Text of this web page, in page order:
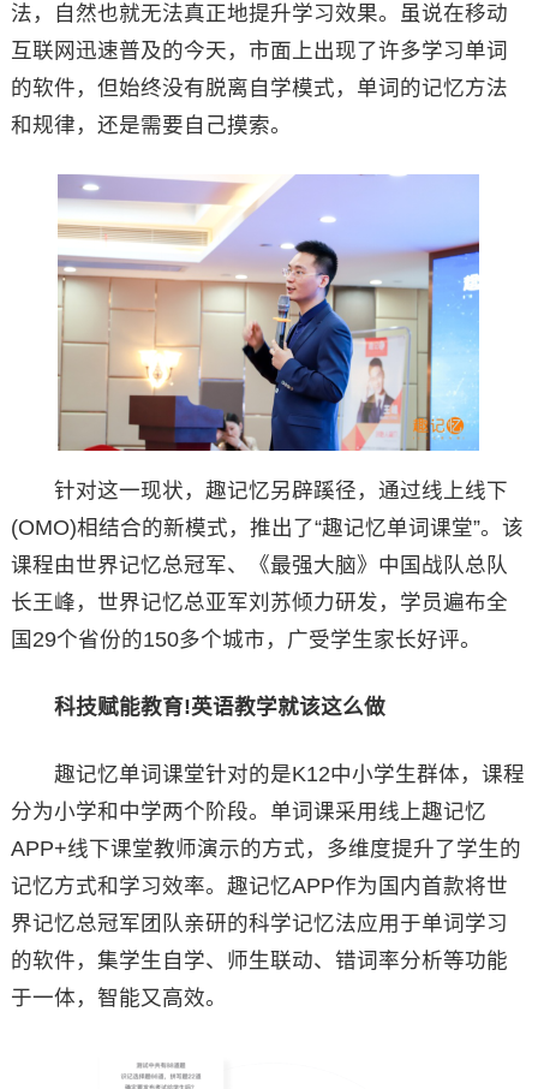
法，自然也就无法真正地提升学习效果。虽说在移动
互联网迅速普及的今天，市面上出现了许多学习单词
的软件，但始终没有脱离自学模式，单词的记忆方法
和规律，还是需要自己摸索。
针对这一现状，趣记忆另辟蹊径，通过线上线下
(OMO)相结合的新模式，推出了“趣记忆单词课堂”。该
课程由世界记忆总冠军、《最强大脑》中国战队总队
长王峰，世界记忆总亚军刘苏倾力研发，学员遍布全
国29个省份的150多个城市，广受学生家长好评。
科技赋能教育!英语教学就该这么做
趣记忆单词课堂针对的是K12中小学生群体，课程
分为小学和中学两个阶段。单词课采用线上趣记忆
APP+线下课堂教师演示的方式，多维度提升了学生的
记忆方式和学习效率。趣记忆APP作为国内首款将世
界记忆总冠军团队亲研的科学记忆法应用于单词学习
的软件，集学生自学、师生联动、错词率分析等功能
于一体，智能又高效。